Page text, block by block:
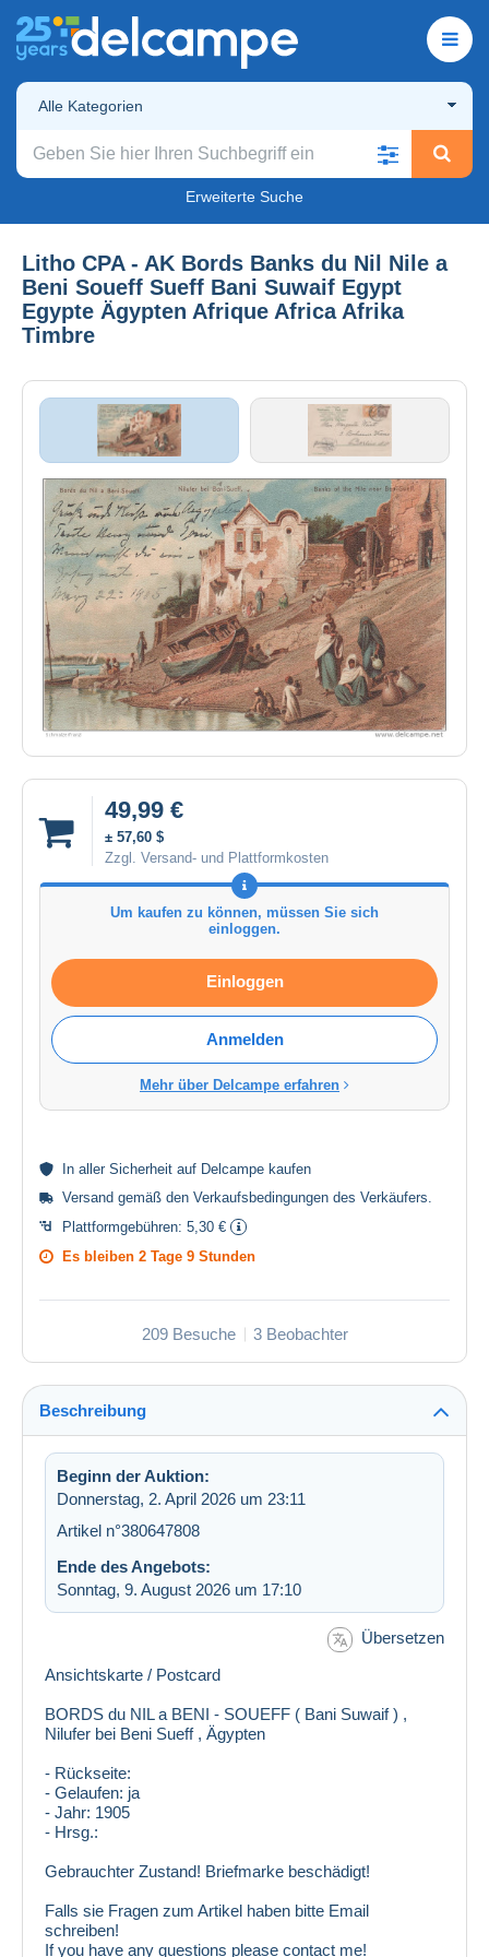
Alle Kategorien
Erweiterte Suche
Litho CPA - AK Bords Banks du Nil Nile a
Beni Soueff Sueff Bani Suwaif Egypt
Egypte Ägypten Afrique Africa Afrika
Timbre
49,99 €
± 57,60 $
Zzgl. Versand- und Plattformkosten
Um kaufen zu können, müssen Sie sich
einloggen.
Einloggen
Anmelden
Mehr über Delcampe erfahren
In aller Sicherheit auf Delcampe kaufen
Versand gemäß den Verkaufsbedingungen des Verkäufers.
Plattformgebühren: 5,30 €
Es bleiben 2 Tage 9 Stunden
209 Besuche 3 Beobachter
Beschreibung
Beginn der Auktion:
Donnerstag, 2. April 2026 um 23:11
Artikel n°380647808
Ende des Angebots:
Sonntag, 9. August 2026 um 17:10
Übersetzen
Ansichtskarte / Postcard
BORDS du NIL a BENI - SOUEFF ( Bani Suwaif ) ,
Nilufer bei Beni Sueff , Ägypten
- Rückseite:
- Gelaufen: ja
- Jahr: 1905
- Hrsg.:
Gebrauchter Zustand! Briefmarke beschädigt!
Falls sie Fragen zum Artikel haben bitte Email
schreiben!
If you have any questions please contact me!